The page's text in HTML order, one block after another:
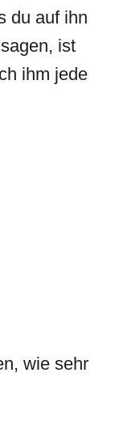
du auf ihn
ist
ihm jede
wie sehr